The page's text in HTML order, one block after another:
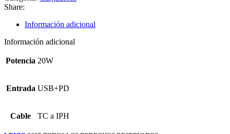
Share:
Información adicional
Información adicional
Potencia 20W
Entrada USB+PD
Cable TC a IPH